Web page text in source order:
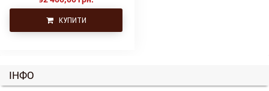
КУПИТИ
ІНФО